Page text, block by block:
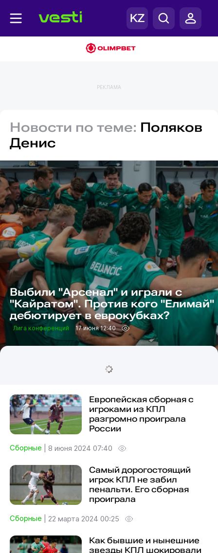
РЕКЛАМА
Новости по теме: Поляков
Денис
Выбили "Арсенал" и играли с
"Кайратом". Против кого "Елимай"
дебютирует в еврокубках?
Лига конференций 17 июня 12:40
Европейская сборная с
игроками из КПЛ
разгромно проиграла
России
Сборные 8 июня 2024 07:40
Самый дорогостоящий
игрок КПЛ не забил
пенальти. Его сборная
проиграла
Сборные 22 марта 2024 00:25
Как бывшие и нынешние
звезды КПЛ шокировали